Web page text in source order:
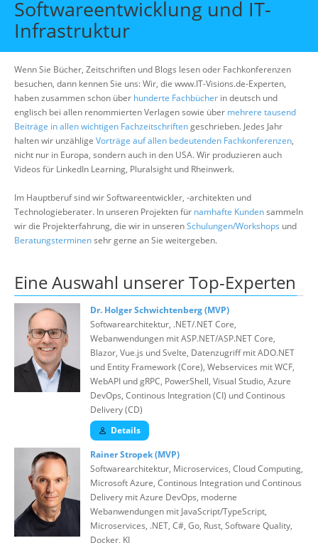
Individuelle Schulungen
Offene Seminare
Über uns
Suche
Softwareentwicklung und IT-
Infrastruktur
Wenn Sie Bücher, Zeitschriften und Blogs lesen oder Fachkonferenzen
besuchen, dann kennen Sie uns: Wir, die www.IT-Visions.de-Experten,
haben zusammen schon über hunderte Fachbücher in deutsch und
englisch bei allen renommierten Verlagen sowie über mehrere tausend
Beiträge in allen wichtigen Fachzeitschriftengeschrieben. Jedes Jahr
halten wir unzählige Vorträge auf allen bedeutenden Fachkonferenzen,
nicht nur in Europa, sondern auch in den USA. Wir produzieren auch
Videos für LinkedIn Learning, Pluralsight und Rheinwerk.
Im Hauptberuf sind wir Softwareentwickler, -architekten und
Technologieberater. In unseren Projekten für namhafte Kundensammeln
wir die Projekterfahrung, die wir in unserenSchulungen/Workshops und
Beratungsterminensehr gerne an Sie weitergeben.
Eine Auswahl unserer Top-Experten
Dr. Holger Schwichtenberg (MVP)
Softwarearchitektur, .NET/.NET Core,
Webanwendungen mit ASP.NET/ASP.NET Core,
Blazor, Vue.js und Svelte, Datenzugriff mit ADO.NET
und Entity Framework (Core), Webservices mit WCF,
WebAPI und gRPC, PowerShell, Visual Studio, Azure
DevOps, Continous Integration (CI) und Continous
Delivery (CD)
Details
Rainer Stropek (MVP)
Softwarearchitektur, Microservices, Cloud Computing,
Microsoft Azure, Continous Integration und Continous
Delivery mit Azure DevOps, moderne
Webanwendungen mit JavaScript/TypeScript,
Microservices, .NET, C#, Go, Rust, Software Quality,
Docker, KI